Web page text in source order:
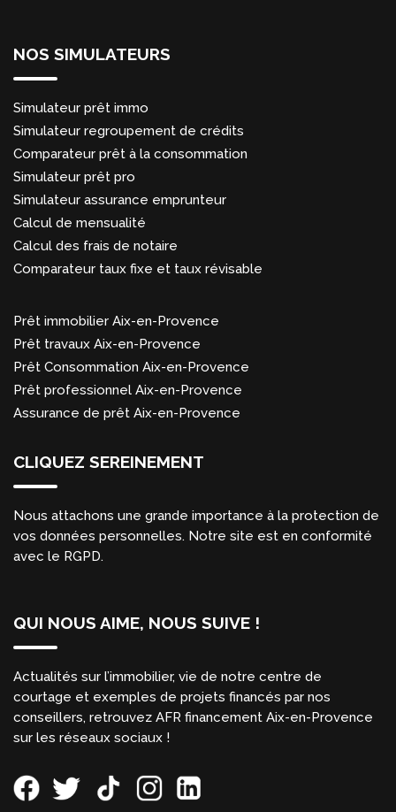
NOS SIMULATEURS
Simulateur prêt immo
Simulateur regroupement de crédits
Comparateur prêt à la consommation
Simulateur prêt pro
Simulateur assurance emprunteur
Calcul de mensualité
Calcul des frais de notaire
Comparateur taux fixe et taux révisable
Prêt immobilier Aix-en-Provence
Prêt travaux Aix-en-Provence
Prêt Consommation Aix-en-Provence
Prêt professionnel Aix-en-Provence
Assurance de prêt Aix-en-Provence
CLIQUEZ SEREINEMENT
Nous attachons une grande importance à la protection de
vos données personnelles. Notre site est en conformité
avec le RGPD.
QUI NOUS AIME, NOUS SUIVE !
Actualités sur l’immobilier, vie de notre centre de
courtage et exemples de projets financés par nos
conseillers, retrouvez AFR financement Aix-en-Provence
sur les réseaux sociaux !